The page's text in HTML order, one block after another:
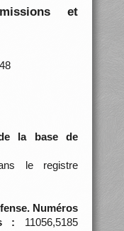
et
la base de
le registre
Numéros
: 11056,5185